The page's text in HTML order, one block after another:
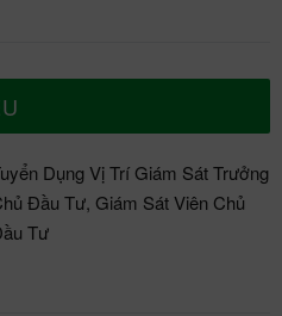
Dụng Vị Trí Giám Sát Trưởng
Đầu Tư, Giám Sát Viên Chủ
Tư